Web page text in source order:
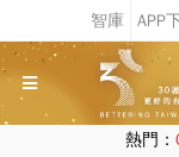
熱門：